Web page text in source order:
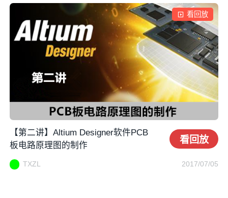
看回放
【第二讲】Altium Designer软件PCB
板电路原理图的制作
看回放
TXZL 2017/07/05